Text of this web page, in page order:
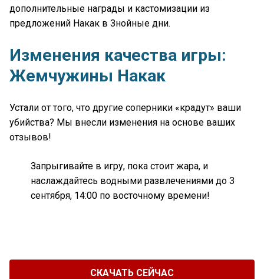
дополнительные награды и кастомизации из
предложений Накак в Знойные дни.
Изменения качества игры:
Жемчужины Накак
Устали от того, что другие соперники «крадут» ваши
убийства? Мы внесли изменения на основе ваших
отзывов!
Запрыгивайте в игру, пока стоит жара, и
наслаждайтесь водными развлечениями до 3
сентября, 14:00 по восточному времени!
СКАЧАТЬ СЕЙЧАС